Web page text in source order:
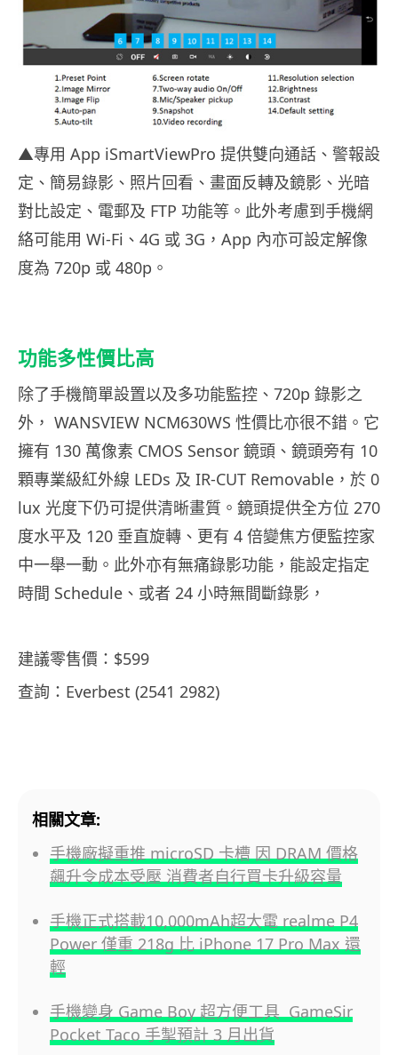
▲專用 App iSmartViewPro 提供雙向通話、警報設
定、簡易錄影、照片回看、畫面反轉及鏡影、光暗
對比設定、電郵及 FTP 功能等。此外考慮到手機網
絡可能用 Wi-Fi、4G 或 3G，App 內亦可設定解像
度為 720p 或 480p。
功能多性價比高
除了手機簡單設置以及多功能監控、720p 錄影之
外， WANSVIEW NCM630WS 性價比亦很不錯。它
擁有 130 萬像素 CMOS Sensor 鏡頭、鏡頭旁有 10
顆專業級紅外線 LEDs 及 IR-CUT Removable，於 0
lux 光度下仍可提供清晰畫質。鏡頭提供全方位 270
度水平及 120 垂直旋轉、更有 4 倍變焦方便監控家
中一舉一動。此外亦有無痛錄影功能，能設定指定
時間 Schedule、或者 24 小時無間斷錄影，
建議零售價：$599
查詢：Everbest (2541 2982)
相關文章:
手機廠擬重推 microSD 卡槽 因 DRAM 價格
飆升令成本受壓 消費者自行買卡升級容量
手機正式搭載10,000mAh超大電 realme P4
Power 僅重 218g 比 iPhone 17 Pro Max 還
輕
手機變身 Game Boy 超方便工具 GameSir
Pocket Taco 手掣預計 3 月出貨